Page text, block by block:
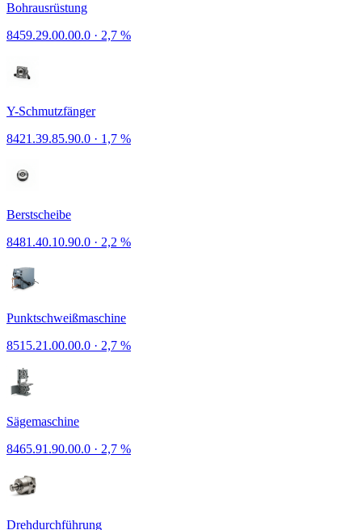
Bohrausrüstung
8459.29.00.00.0 · 2,7 %
Y-Schmutzfänger
8421.39.85.90.0 · 1,7 %
Berstscheibe
8481.40.10.90.0 · 2,2 %
Punktschweißmaschine
8515.21.00.00.0 · 2,7 %
Sägemaschine
8465.91.90.00.0 · 2,7 %
Drehdurchführung